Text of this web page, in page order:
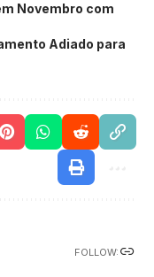
Novembro com
Adiado para
FOLLOW: